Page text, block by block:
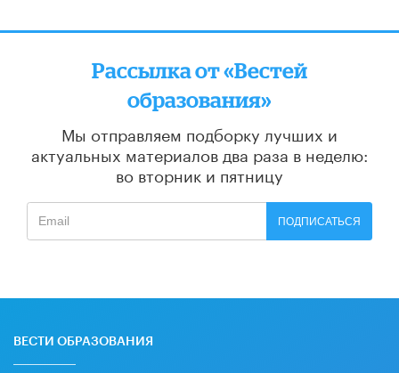
Рассылка от «Вестей
образования»
Мы отправляем подборку лучших и
актуальных материалов два раза в неделю:
во вторник и пятницу
ПОДПИСАТЬСЯ
ВЕСТИ ОБРАЗОВАНИЯ